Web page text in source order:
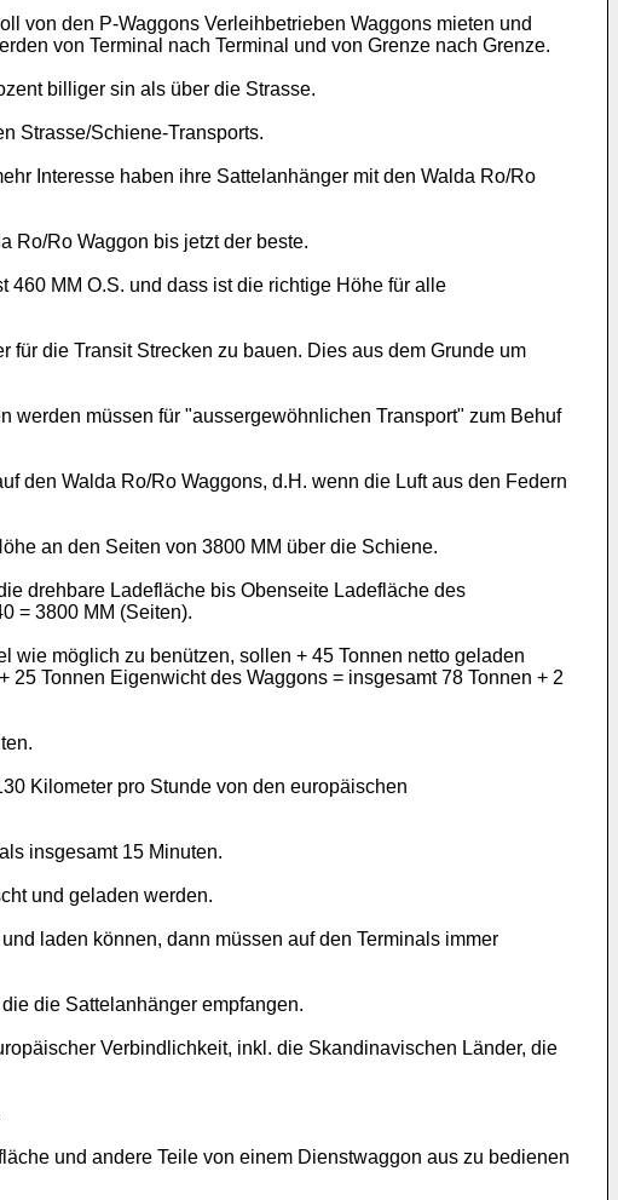
von den P-Waggons Verleihbetrieben Waggons mieten und
von Terminal nach Terminal und von Grenze nach Grenze.
billiger sin als über die Strasse.
Strasse/Schiene-Transports.
Interesse haben ihre Sattelanhänger mit den Walda Ro/Ro
Ro/Ro Waggon bis jetzt der beste.
MM O.S. und dass ist die richtige Höhe für alle
die Transit Strecken zu bauen. Dies aus dem Grunde um
müssen für "aussergewöhnlichen Transport" zum Behuf
den Walda Ro/Ro Waggons, d.H. wenn die Luft aus den Federn
an den Seiten von 3800 MM über die Schiene.
drehbare Ladefläche bis Obenseite Ladefläche des
= 3800 MM (Seiten).
wie möglich zu benützen, sollen + 45 Tonnen netto geladen
Tonnen Eigenwicht des Waggons = insgesamt 78 Tonnen + 2
Kilometer pro Stunde von den europäischen
insgesamt 15 Minuten.
und geladen werden.
laden können, dann müssen auf den Terminals immer
die Sattelanhänger empfangen.
Verbindlichkeit, inkl. die Skandinavischen Länder, die
und andere Teile von einem Dienstwaggon aus zu bedienen